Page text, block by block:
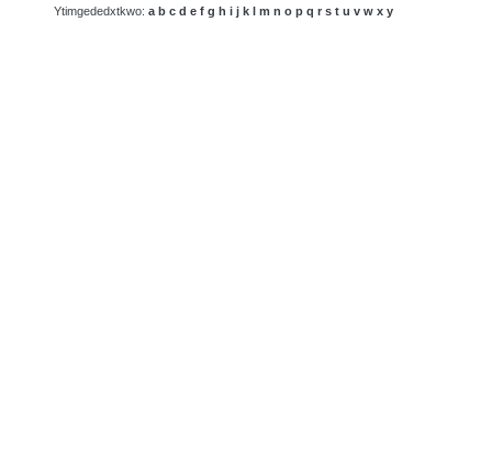
Ytimgededxtkwo: a b c d e f g h i j k l m n o p q r s t u v w x y